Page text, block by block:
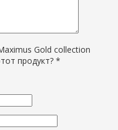
Gold collection
продукт? *